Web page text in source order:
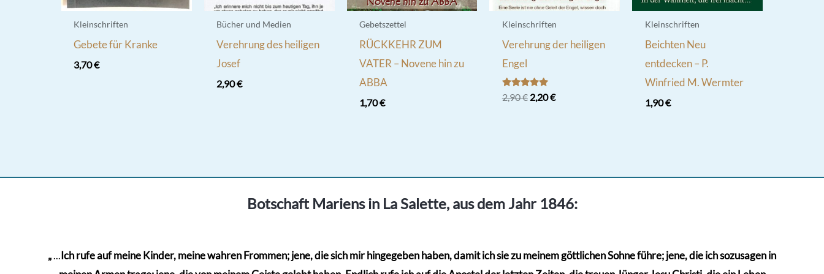
Kleinschriften
Gebete für Kranke
3,70€
Bücher und Medien
Verehrung des heiligen
Josef
2,90€
Gebetszettel
RÜCKKEHR ZUM
VATER – Novene hin zu
ABBA
1,70€
Kleinschriften
Verehrung der heiligen
Engel
Bewertet
mit
2,90€ Ursprünglicher
2,20€Aktueller
Kleinschriften
Beichten Neu
entdecken – P.
Winfried M. Wermter
1,90€
Botschaft Mariens in La Salette, aus dem Jahr 1846:
„...Ich rufe auf meine Kinder, meine wahren Frommen; jene, die sich mir hingegeben haben, damit ich sie zu meinem göttlichen Sohne führe; jene, die ich sozusagen in